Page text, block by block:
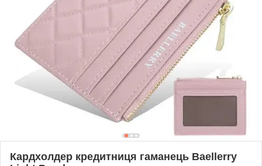
Кардхолдер кредитниця гаманець Baellerry